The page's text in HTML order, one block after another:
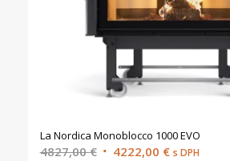
La Nordica Monoblocco 1000 EVO
4827,00€ Original
4222,00 €Current
s DPH